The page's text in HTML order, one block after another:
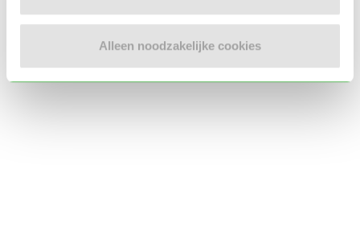
Alleen noodzakelijke cookies
Locatie oppasadres (Apeldoorn)